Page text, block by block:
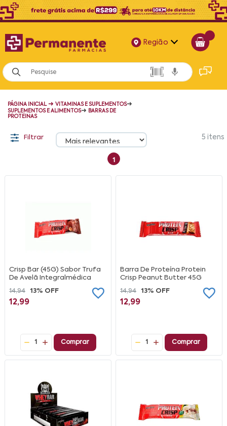
Região
Alagoas
Bahia
PÁGINA INICIAL ➜ VITAMINAS E SUPLEMENTOS➜
SUPLEMENTOS E ALIMENTOS➜ BARRAS DE
PROTEINAS
Filtrar 5 itens
1
Crisp Bar (45G) Sabor Trufa
De Avelã Integralmédica
14,94
13% OFF
12,99
1 Comprar
Barra De Proteína Protein
Crisp Peanut Butter 45G
14,94
13% OFF
12,99
1 Comprar